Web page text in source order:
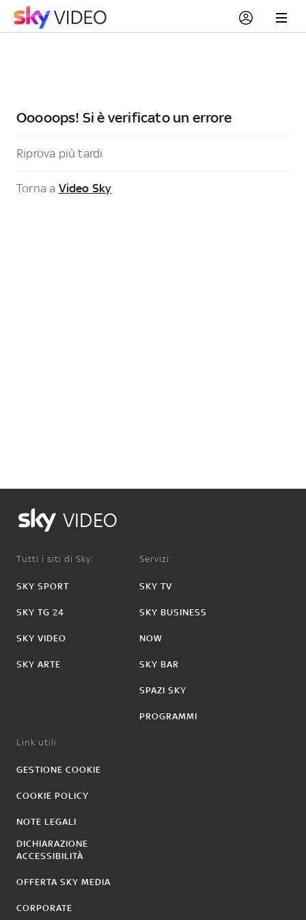
Ooooops! Si è verificato un errore
Riprova più tardi
Torna a Video Sky
VIDEO
Tutti i siti di Sky:
SKY SPORT
SKY TG 24
SKY VIDEO
SKY ARTE
Servizi:
SKY TV
SKY BUSINESS
NOW
SKY BAR
SPAZI SKY
PROGRAMMI
Link utili:
GESTIONE COOKIE
COOKIE POLICY
NOTE LEGALI
DICHIARAZIONE
ACCESSIBILITÀ
OFFERTA SKY MEDIA
CORPORATE